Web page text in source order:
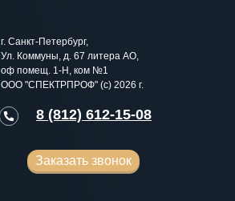
г. Санкт-Петербург,
Ул. Коммуны, д. 67 литера АО,
оф помещ. 1-Н, ком №1
ООО "СПЕКТРПРОФ" (с) 2026 г.
8 (812) 612-15-08
Заказать звонок